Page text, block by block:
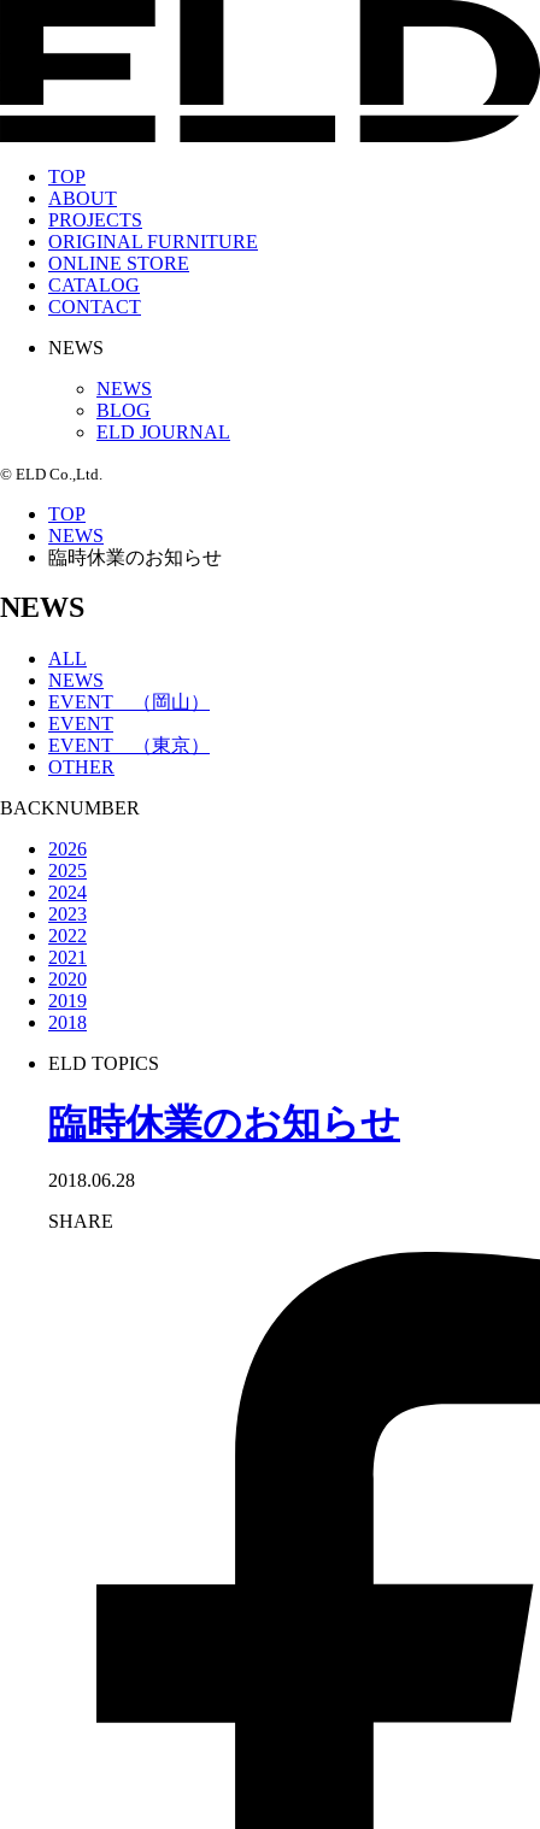
TOP
ABOUT
PROJECTS
ORIGINAL FURNITURE
ONLINE STORE
CATALOG
CONTACT
NEWS
NEWS
BLOG
ELD JOURNAL
© ELD Co.,Ltd.
TOP
NEWS
臨時休業のお知らせ
NEWS
ALL
NEWS
EVENT （岡山）
EVENT
EVENT （東京）
OTHER
BACKNUMBER
2026
2025
2024
2023
2022
2021
2020
2019
2018
ELD TOPICS
臨時休業のお知らせ
2018.06.28
SHARE